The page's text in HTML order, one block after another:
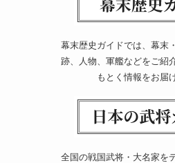
幕末歴史ガイドでは、幕末
跡、人物、軍艦などをご紹
もとく情報をお届
全国の戦国武将・大名家を